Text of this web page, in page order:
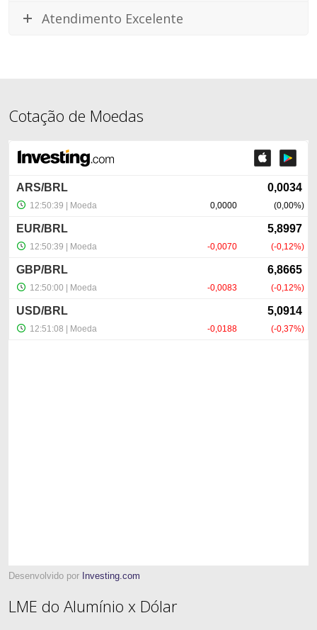
Atendimento Excelente
Cotação de Moedas
Desenvolvido por Investing.com
LME do Alumínio x Dólar